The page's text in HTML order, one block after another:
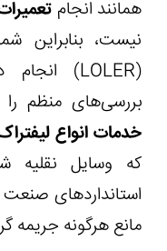
همانند انجام
نیست، بنابراین
(
LOLER) انجام
بررسی‌های منظم را
خدمات انواع
که وسایل نقلیه
استانداردهای
مانع هرگونه جریمه